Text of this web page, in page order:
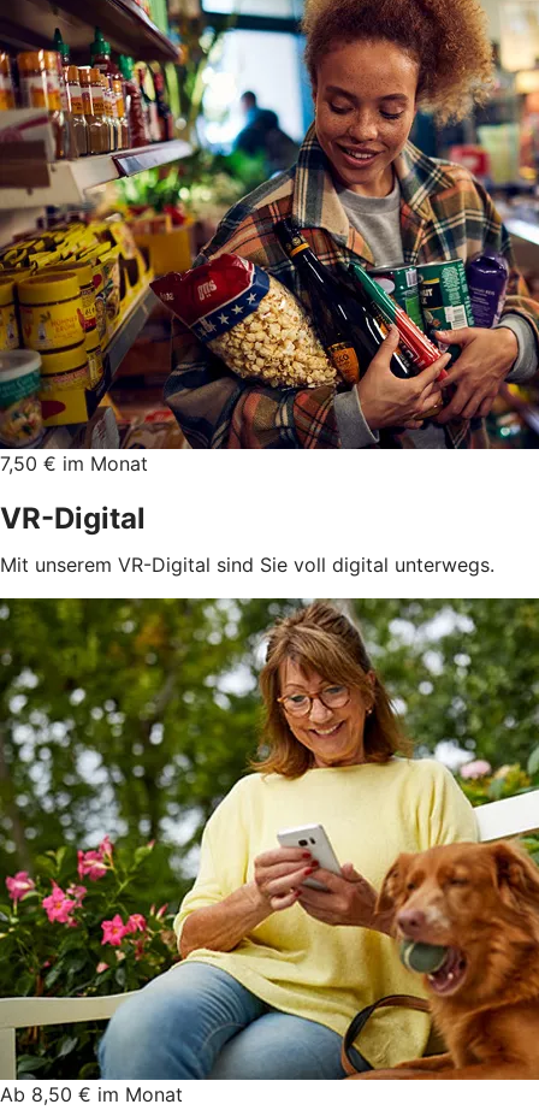
7,50 € im Monat
VR-Digital
Mit unserem VR-Digital sind Sie voll digital unterwegs.
Ab 8,50 € im Monat